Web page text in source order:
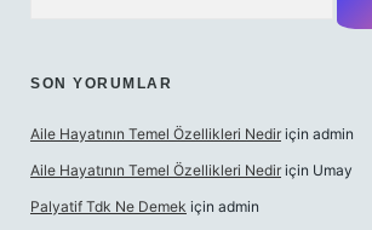
SON YORUMLAR
Aile Hayatının Temel Özellikleri Nedir için admin
Aile Hayatının Temel Özellikleri Nedir için Umay
Palyatif Tdk Ne Demek için admin